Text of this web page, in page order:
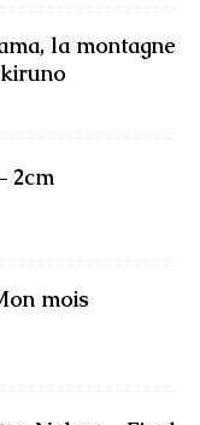
la montagne
2cm
mois